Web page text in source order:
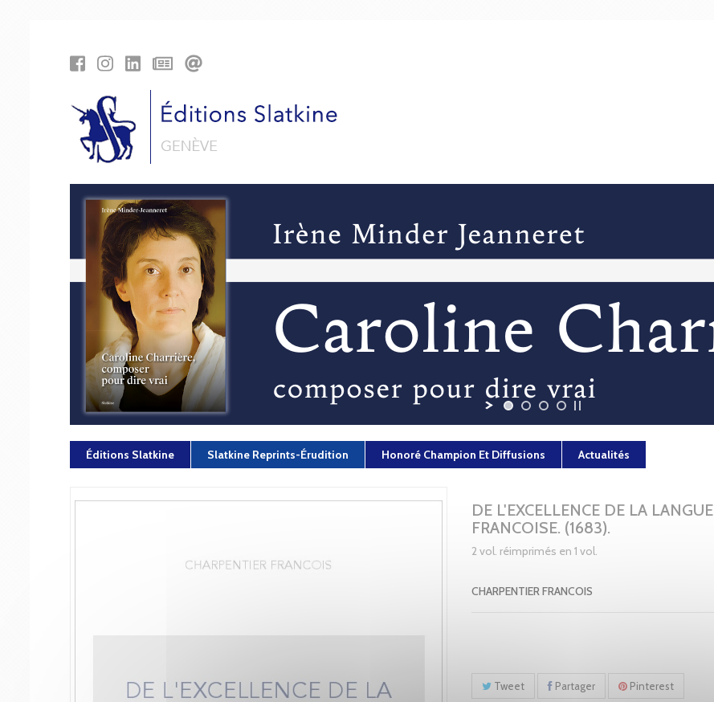
Éditions Slatkine Slatkine Reprints-Érudition Honoré Champion Et Diffusions Actualités
DE L'EXCELLENCE DE LA LANGUE
FRANCOISE. (1683).
2 vol. réimprimés en 1 vol.
CHARPENTIER FRANCOIS
Tweet Partager Pinterest